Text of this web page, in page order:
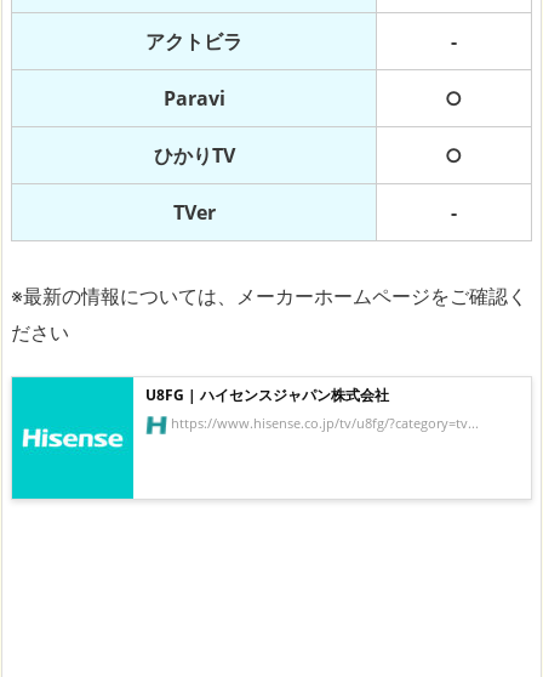
アクトビラ -
Paravi ○
ひかりTV ○
TVer -
※最新の情報については、メーカーホームページをご確認く
ださい
U8FG | ハイセンスジャパン株式会社
https://www.hisense.co.jp/tv/u8fg/?category=tv...